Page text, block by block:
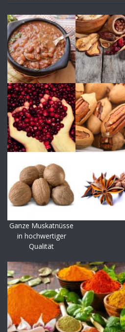
Ganze Muskatnüsse
in hochwertiger
Qualität